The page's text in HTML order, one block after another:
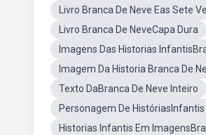
Livro Branca De Neve Eas Sete
Livro Branca De NeveCapa Dura
Imagens Das Historias
Imagem Da Historia Branca De
Texto DaBranca De Neve Inteiro
Personagem De HistóriasInfantis
Historias Infantis Em